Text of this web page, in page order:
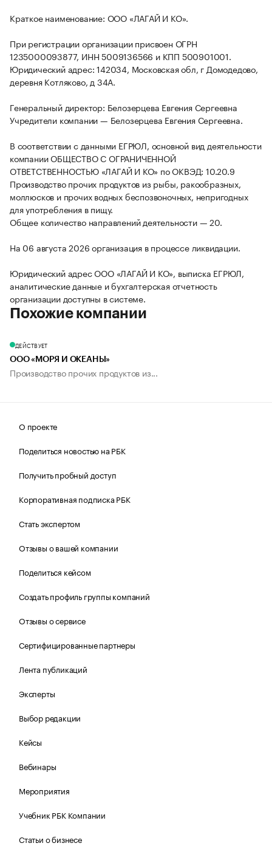
Краткое наименование: ООО «ЛАГАЙ И КО».
При регистрации организации присвоен ОГРН
1235000093877, ИНН 5009136566 и КПП 500901001.
Юридический адрес: 142034, Московская обл, г Домодедово,
деревня Котляково, д 34А.
Генеральный директор: Белозерцева Евгения Сергеевна
Учредители компании — Белозерцева Евгения Сергеевна.
В соответствии с данными ЕГРЮЛ, основной вид деятельности
компании ОБЩЕСТВО С ОГРАНИЧЕННОЙ
ОТВЕТСТВЕННОСТЬЮ «ЛАГАЙ И КО» по ОКВЭД: 10.20.9
Производство прочих продуктов из рыбы, ракообразных,
моллюсков и прочих водных беспозвоночных, непригодных
для употребления в пищу.
Общее количество направлений деятельности — 20.
На 06 августа 2026 организация в процессе ликвидации.
Юридический адрес ООО «ЛАГАЙ И КО», выписка ЕГРЮЛ,
аналитические данные и бухгалтерская отчетность
организации доступны в системе.
Похожие компании
ДЕЙСТВУЕТ
ООО «МОРЯ И ОКЕАНЫ»
Производство прочих продуктов из...
О проекте
Поделиться новостью на РБК
Получить пробный доступ
Корпоративная подписка РБК
Стать экспертом
Отзывы о вашей компании
Поделиться кейсом
Создать профиль группы компаний
Отзывы о сервисе
Сертифицированные партнеры
Лента публикаций
Эксперты
Выбор редакции
Кейсы
Вебинары
Мероприятия
Учебник РБК Компании
Статьи о бизнесе